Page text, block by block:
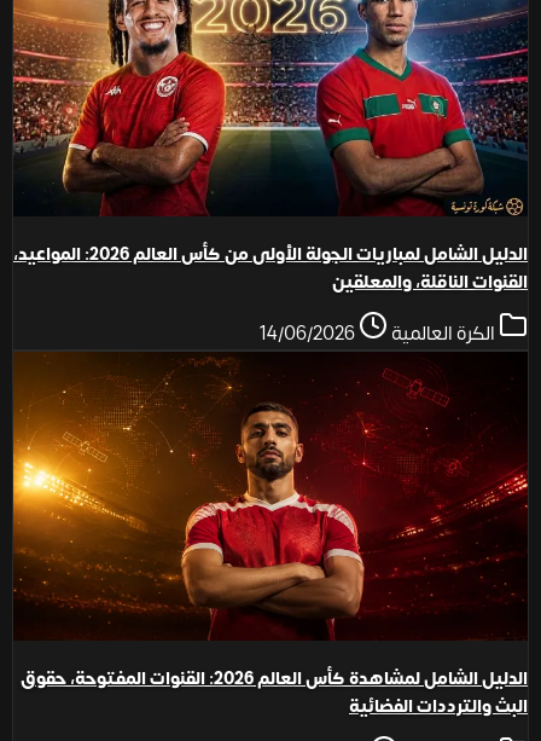
الدليل الشامل لمباريات الجولة الأولى من كأس العالم 2026: المواعيد،
القنوات الناقلة، والمعلقين
الكرة العالمية
الدليل الشامل لمشاهدة كأس العالم 2026: القنوات المفتوحة، حقوق
البث والترددات الفضائية